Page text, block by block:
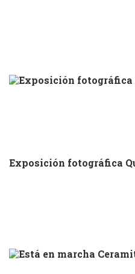
Exposición fotográfica